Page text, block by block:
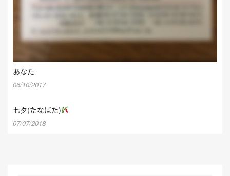
あなた
06/10/2017
七夕(たなばた)
07/07/2018